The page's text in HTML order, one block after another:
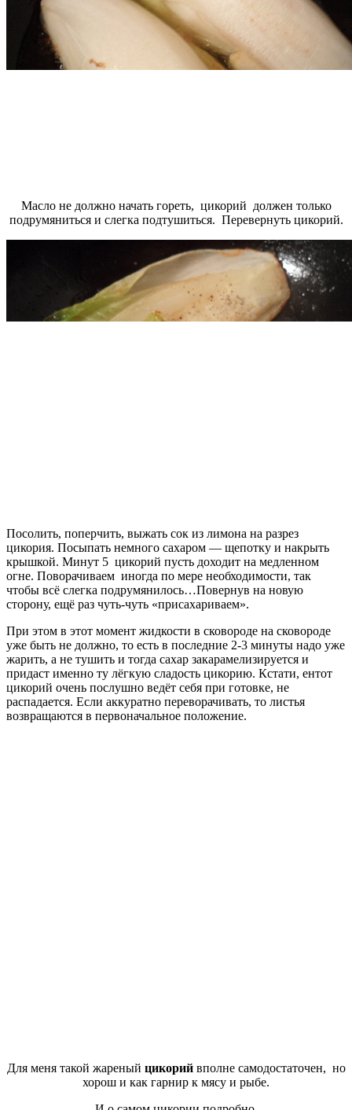
Масло не должно начать гореть, цикорий должен только
подрумяниться и слегка подтушиться. Перевернуть цикорий.
Посолить, поперчить, выжать сок из лимона на разрез
цикория. Посыпать немного сахаром — щепотку и накрыть
крышкой. Минут 5 цикорий пусть доходит на медленном
огне. Поворачиваем иногда по мере необходимости, так
чтобы всё слегка подрумянилось…Повернув на новую
сторону, ещё раз чуть-чуть «присахариваем».
При этом в этот момент жидкости в сковороде на сковороде
уже быть не должно, то есть в последние 2-3 минуты надо уже
жарить, а не тушить и тогда сахар закарамелизируется и
придаст именно ту лёгкую сладость цикорию. Кстати, ентот
цикорий очень послушно ведёт себя при готовке, не
распадается. Если аккуратно переворачивать, то листья
возвращаются в первоначальное положение.
Для меня такой жареный цикорийвполне самодостаточен, но
хорош и как гарнир к мясу и рыбе.